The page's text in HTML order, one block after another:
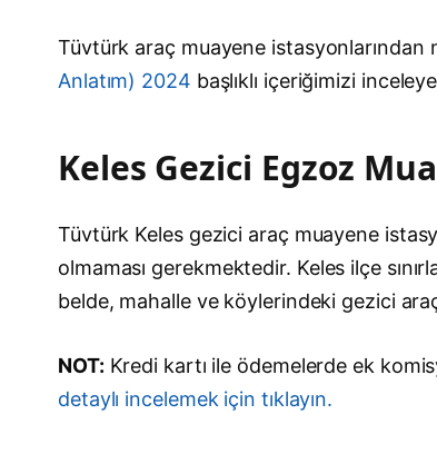
Tüvtürk araç muayene istasyonlarından
Anlatım) 2024 başlıklı içeriğimizi
Keles Gezici Egzoz
Tüvtürk Keles gezici araç muayene
olmaması gerekmektedir. Keles ilçe
belde, mahalle ve köylerindeki gezici
NOT: Kredi kartı ile ödemelerde ek
detaylı incelemek için tıklayın.